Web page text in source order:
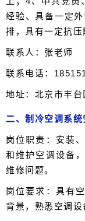
经验、具备一定
排，具有一定抗压
联系人：张老师
联系电话：
地址：北京市丰
二、制冷空调系
岗位职责：安装
和维护空调设备
维修问题。
岗位要求：具有
背景，熟悉空调设